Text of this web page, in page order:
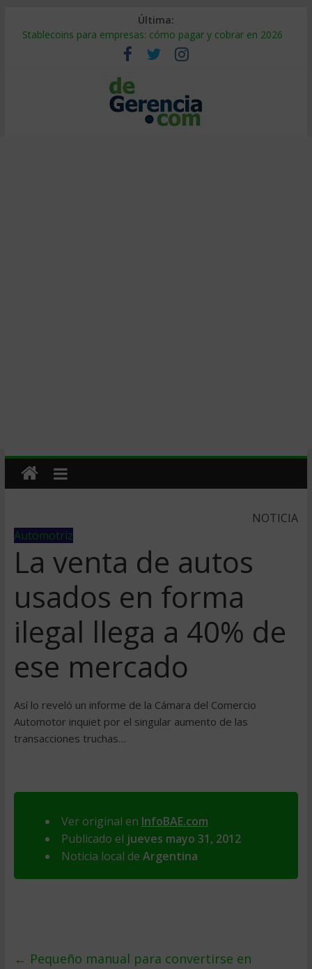
Última:
Stablecoins para empresas: cómo pagar y cobrar en 2026
Despido silencioso: qué es y por qué sale tan caro
IA en selección de personal: cómo auditarla a tiempo
Trabajo forzoso en la cadena de suministro: qué hacer
Mercado hispano de EE. UU.: cómo segmentarlo y venderle
NOTICIA
Automotriz
La venta de autos
usados en forma
ilegal llega a 40% de
ese mercado
Así lo reveló un informe de la Cámara del Comercio
Automotor inquiet por el singular aumento de las
transacciones truchas…
Ver original en InfoBAE.com
Publicado el jueves mayo 31, 2012
Noticia local de Argentina
← Pequeño manual para convertirse en